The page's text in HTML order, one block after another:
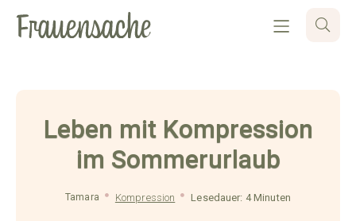
Leben mit Kompression
im Sommerurlaub
Tamara Kompression Lesedauer: 4 Minuten